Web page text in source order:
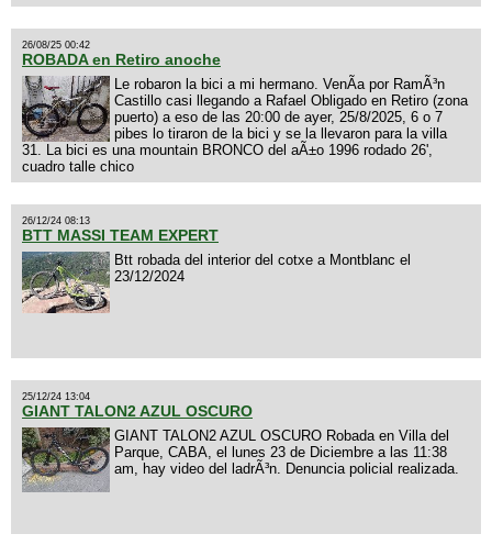
26/08/25 00:42
ROBADA en Retiro anoche
Le robaron la bici a mi hermano. VenÃ­a por RamÃ³n
Castillo casi llegando a Rafael Obligado en Retiro (zona
puerto) a eso de las 20:00 de ayer, 25/8/2025, 6 o 7
pibes lo tiraron de la bici y se la llevaron para la villa
31. La bici es una mountain BRONCO del aÃ±o 1996 rodado 26',
cuadro talle chico
26/12/24 08:13
BTT MASSI TEAM EXPERT
Btt robada del interior del cotxe a Montblanc el
23/12/2024
25/12/24 13:04
GIANT TALON2 AZUL OSCURO
GIANT TALON2 AZUL OSCURO Robada en Villa del
Parque, CABA, el lunes 23 de Diciembre a las 11:38
am, hay video del ladrÃ³n. Denuncia policial realizada.